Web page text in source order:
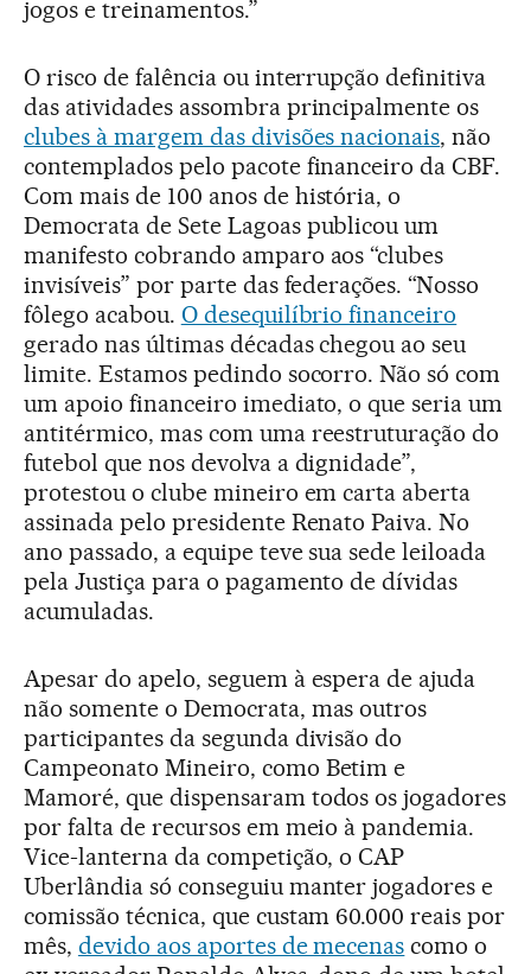
jogos e treinamentos.”
O risco de falência ou interrupção definitiva
das atividades assombra principalmente os
clubes à margem das divisões nacionais, não
contemplados pelo pacote financeiro da CBF.
Com mais de 100 anos de história, o
Democrata de Sete Lagoas publicou um
manifesto cobrando amparo aos “clubes
invisíveis” por parte das federações. “Nosso
fôlego acabou. O desequilíbrio financeiro
gerado nas últimas décadas chegou ao seu
limite. Estamos pedindo socorro. Não só com
um apoio financeiro imediato, o que seria um
antitérmico, mas com uma reestruturação do
futebol que nos devolva a dignidade”,
protestou o clube mineiro em carta aberta
assinada pelo presidente Renato Paiva. No
ano passado, a equipe teve sua sede leiloada
pela Justiça para o pagamento de dívidas
acumuladas.
Apesar do apelo, seguem à espera de ajuda
não somente o Democrata, mas outros
participantes da segunda divisão do
Campeonato Mineiro, como Betim e
Mamoré, que dispensaram todos os jogadores
por falta de recursos em meio à pandemia.
Vice-lanterna da competição, o CAP
Uberlândia só conseguiu manter jogadores e
comissão técnica, que custam 60.000 reais por
mês, devido aos aportes de mecenas como o